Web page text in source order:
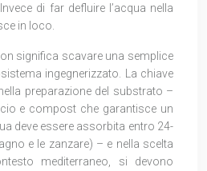
di far defluire l’acqua nella
in loco.
significa scavare una semplice
ingegnerizzato. La chiave
preparazione del substrato –
e compost che garantisce un
deve essere assorbita entro 24-
e le zanzare) – e nella scelta
mediterraneo, si devono